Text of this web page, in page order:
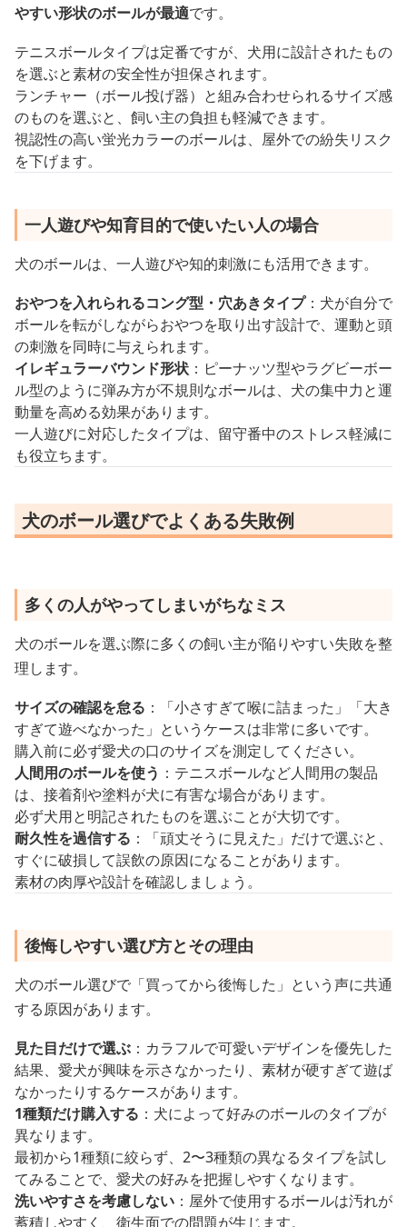
やすい形状のボールが最適です。
テニスボールタイプは定番ですが、犬用に設計されたもの
を選ぶと素材の安全性が担保されます。
ランチャー（ボール投げ器）と組み合わせられるサイズ感
のものを選ぶと、飼い主の負担も軽減できます。
視認性の高い蛍光カラーのボールは、屋外での紛失リスク
を下げます。
一人遊びや知育目的で使いたい人の場合
犬のボールは、一人遊びや知的刺激にも活用できます。
おやつを入れられるコング型・穴あきタイプ：犬が自分で
ボールを転がしながらおやつを取り出す設計で、運動と頭
の刺激を同時に与えられます。
イレギュラーバウンド形状 ：ピーナッツ型やラグビーボー
ル型のように弾み方が不規則なボールは、犬の集中力と運
動量を高める効果があります。
一人遊びに対応したタイプは、留守番中のストレス軽減に
も役立ちます。
犬のボール選びでよくある失敗例
多くの人がやってしまいがちなミス
犬のボールを選ぶ際に多くの飼い主が陥りやすい失敗を整
理します。
サイズの確認を怠る ：「小さすぎて喉に詰まった」「大き
すぎて遊べなかった」というケースは非常に多いです。
購入前に必ず愛犬の口のサイズを測定してください。
人間用のボールを使う ：テニスボールなど人間用の製品
は、接着剤や塗料が犬に有害な場合があります。
必ず犬用と明記されたものを選ぶことが大切です。
耐久性を過信する ：「頑丈そうに見えた」だけで選ぶと、
すぐに破損して誤飲の原因になることがあります。
素材の肉厚や設計を確認しましょう。
後悔しやすい選び方とその理由
犬のボール選びで「買ってから後悔した」という声に共通
する原因があります。
見た目だけで選ぶ ：カラフルで可愛いデザインを優先した
結果、愛犬が興味を示さなかったり、素材が硬すぎて遊ば
なかったりするケースがあります。
1種類だけ購入する ：犬によって好みのボールのタイプが
異なります。
最初から1種類に絞らず、2〜3種類の異なるタイプを試し
てみることで、愛犬の好みを把握しやすくなります。
洗いやすさを考慮しない ：屋外で使用するボールは汚れが
蓄積しやすく、衛生面での問題が生じます。